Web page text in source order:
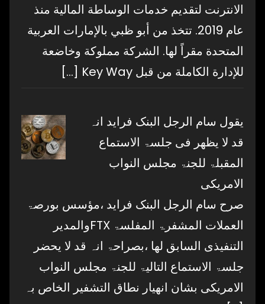
الانترنت لتقديم خدمات الوساطة المالية منذ
عام 2019. تتخذ من أبو ظبي بالإمارات العربية
المتحدة مقراً لها. الشركة مملوكة وخاضعة
للإدارة الكاملة من قبل Key Way
[…]
یقول سام الرجل البنک فراید انہ
قد لا یظھر فی جلسۃ الاستماع
المقبلۃ للجنۃ مجلس النواب
الامریکی
صرح سام الرجل البنک فراید ،مؤسس بورصۃ
العملات المشفرۃ المفلسۃ FTXوالمدیر
التنفیذی السابق لھا ،بصراحۃ انہ قد لا یحضر
جلسۃ الاستماع التالیۃ للجنۃ مجلس النواب
الامریکی بشان انھیار نطاق التشفیر الخاص بہ